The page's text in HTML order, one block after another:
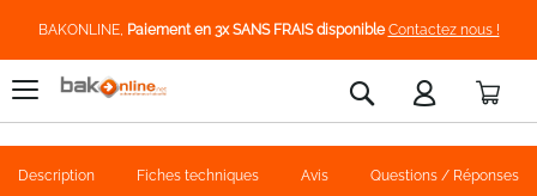
BAKONLINE, Paiement en 3x SANS FRAIS disponible Contactez nous !
Rechercher
Description Fiches techniques Avis Questions / Réponses